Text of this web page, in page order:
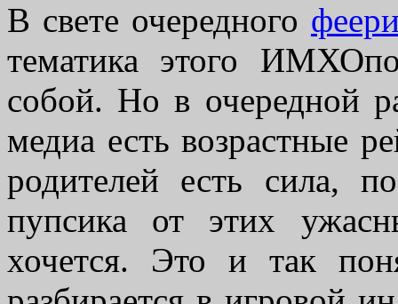
В свете очередного
тематика этого
собой. Но в очередной
медиа есть возрастные
родителей есть сила,
пупсика от этих
хочется. Это и так